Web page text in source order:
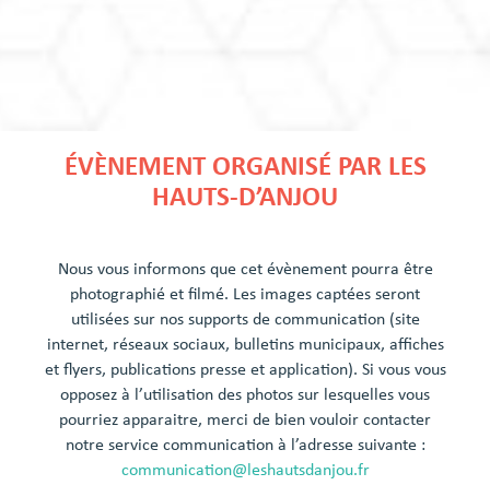
ÉVÈNEMENT ORGANISÉ PAR LES
HAUTS-D’ANJOU
Nous vous informons que cet évènement pourra être
photographié et filmé. Les images captées seront
utilisées sur nos supports de communication (site
internet, réseaux sociaux, bulletins municipaux, affiches
et flyers, publications presse et application). Si vous vous
opposez à l’utilisation des photos sur lesquelles vous
pourriez apparaitre, merci de bien vouloir contacter
notre service communication à l’adresse suivante :
communication@leshautsdanjou.fr